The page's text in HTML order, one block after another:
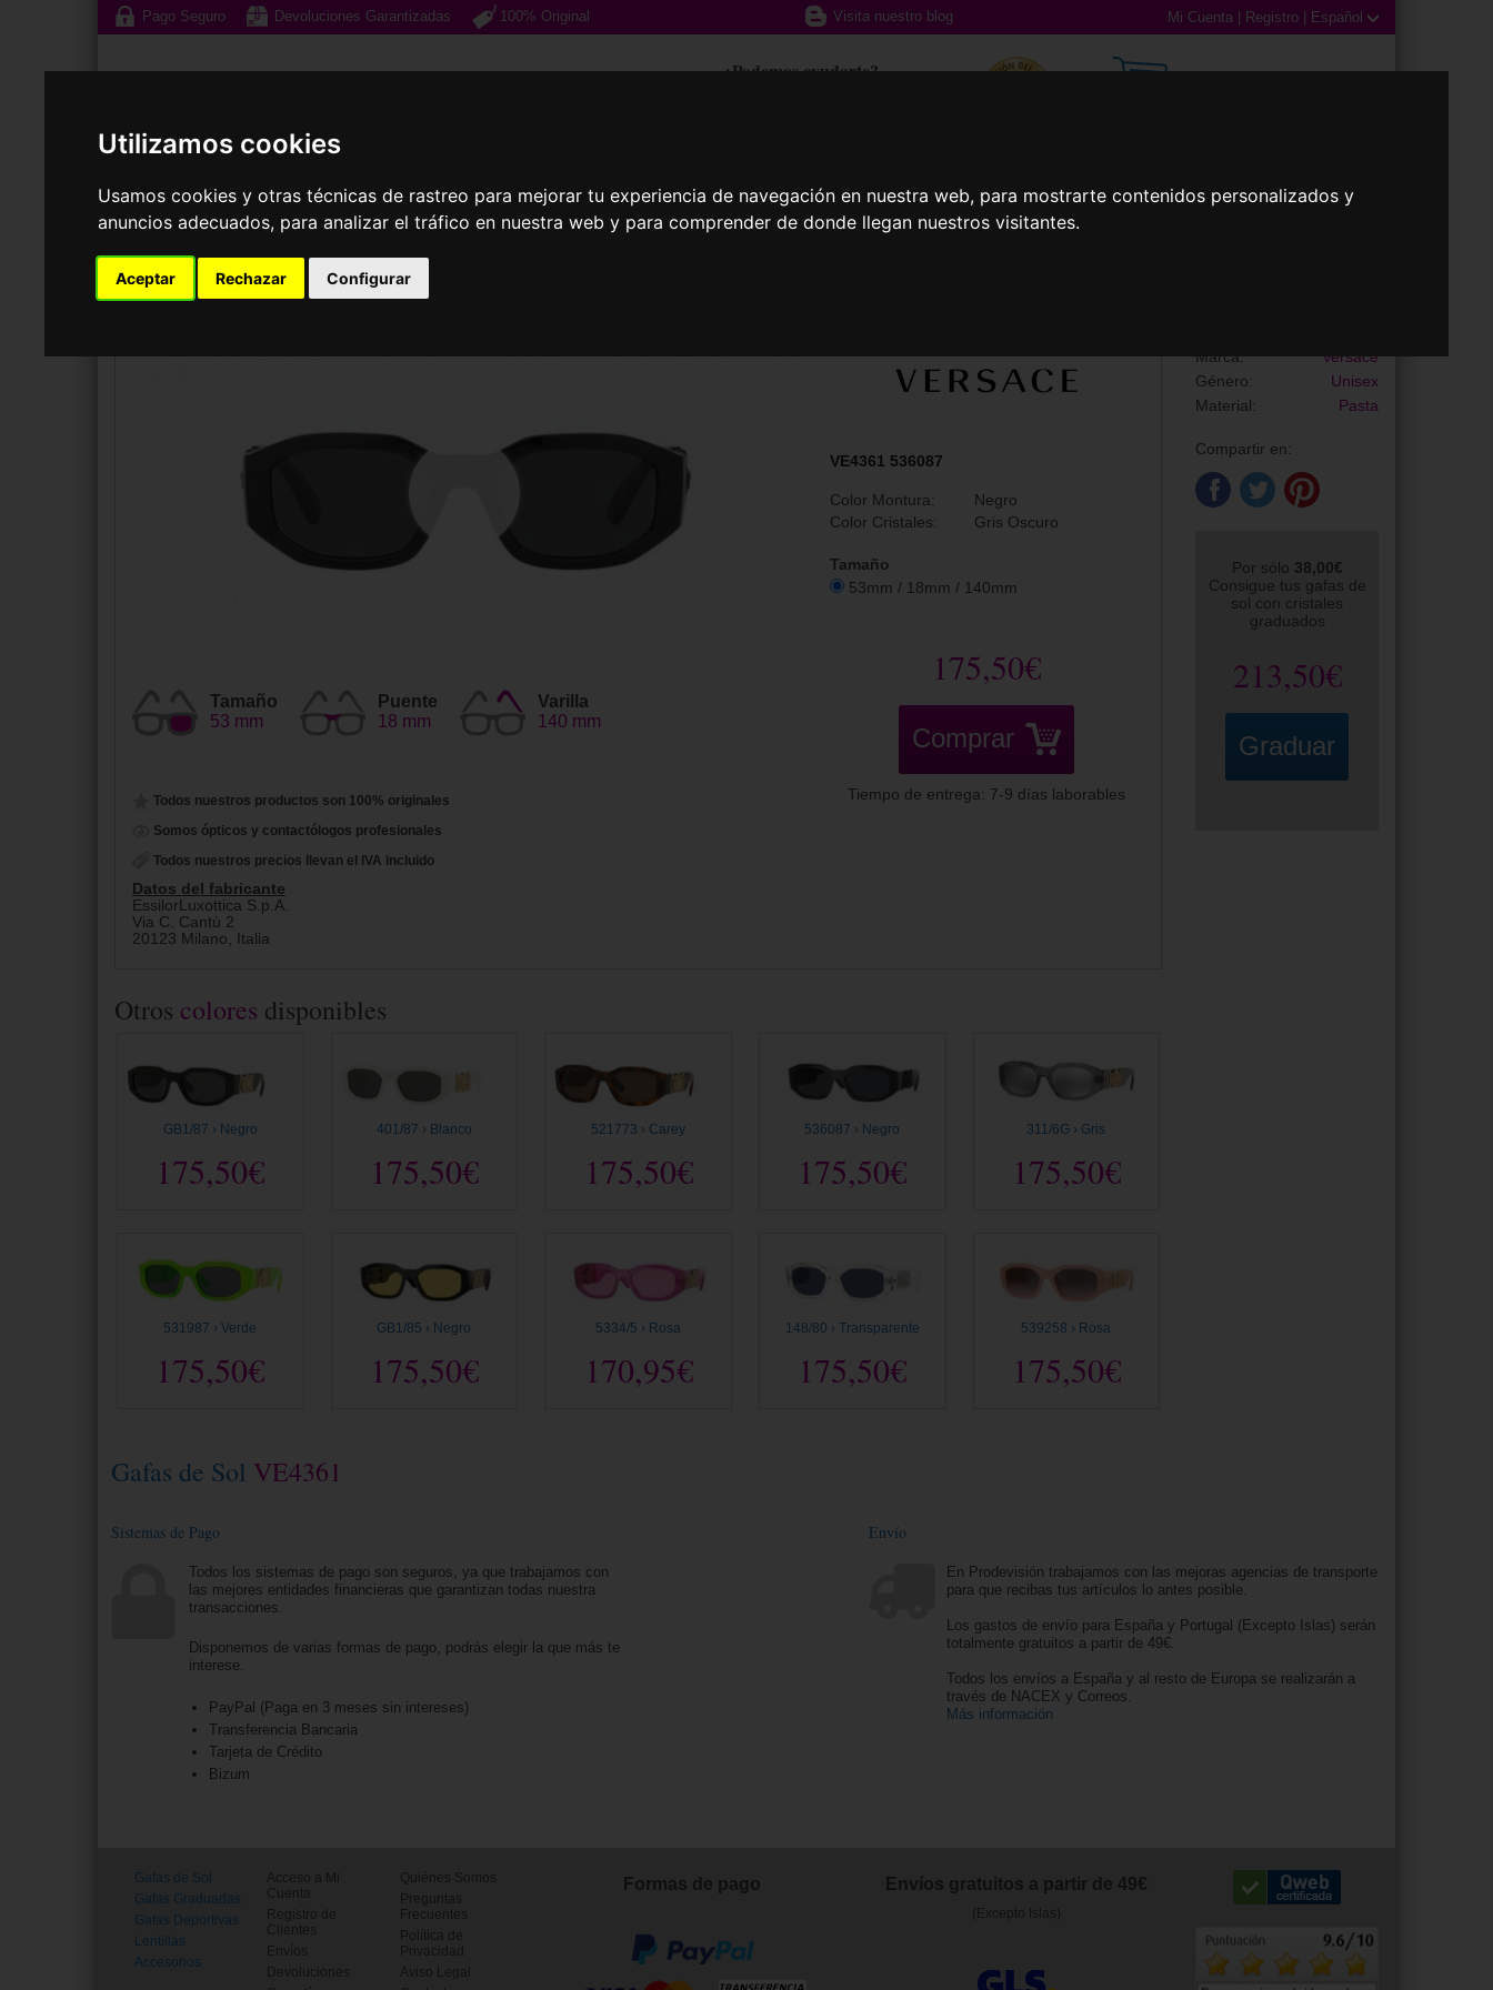
Utilizamos cookies
Usamos cookies y otras técnicas de rastreo para mejorar tu experiencia de navegación en nuestra web, para mostrarte contenidos personalizados y
anuncios adecuados, para analizar el tráfico en nuestra web y para comprender de donde llegan nuestros visitantes.
Aceptar Rechazar Configurar
Pago Seguro Devoluciones Garantizadas 100% Original Visita nuestro blog Mi Cuenta Registro Español
¿Podemos ayudarte?
Gafas de Sol Gafas Graduadas Gafas Deportivas Lentillas
GAFAS DE SOL VERSACE VE4361
Tamaño
53 mm
Puente
18 mm
Varilla
140 mm
Todos nuestros productos son 100% originales
Somos ópticos y contactólogos profesionales
Todos nuestros precios llevan el IVA incluido
Datos del fabricante
EssilorLuxottica S.p.A.
Via C. Cantù 2
20123 Milano, Italia
VE4361 536087
Color Montura:
Negro
Color Cristales:
Gris Oscuro
Tamaño
53mm / 18mm / 140mm
175,50€
Comprar
Tiempo de entrega: 7-9 días laborables
Marca:
Versace
Género:
Unisex
Material:
Pasta
Compartir en:
Por sólo 38,00€
Consigue tus gafas de
sol con cristales
graduados
213,50€
Graduar
Otros colores disponibles
GB1/87 › Negro
175,50€
401/87 › Blanco
175,50€
521773 › Carey
175,50€
536087 › Negro
175,50€
311/6G › Gris
175,50€
531987 › Verde
175,50€
GB1/85 › Negro
175,50€
5334/5 › Rosa
170,95€
148/80 › Transparente
175,50€
539258 › Rosa
175,50€
Gafas de Sol VE4361
Sistemas de Pago
Todos los sistemas de pago son seguros, ya que trabajamos con
las mejores entidades financieras que garantizan todas nuestra
transacciones.
Disponemos de varias formas de pago, podrás elegir la que más te
interese.
PayPal (Paga en 3 meses sin intereses)
Transferencia Bancaria
Tarjeta de Crédito
Bizum
Envío
En Prodevisión trabajamos con las mejoras agencias de transporte
para que recibas tus artículos lo antes posible.
Los gastos de envío para España y Portugal (Excepto Islas) serán
totalmente gratuitos a partir de 49€.
Todos los envíos a España y al resto de Europa se realizarán a
través de NACEX y Correos.
Más información
Gafas de Sol
Gafas Graduadas
Gafas Deportivas
Lentillas
Accesorios
Acceso a Mi
Cuenta
Registro de
Clientes
Envíos
Devoluciones
Quiénes Somos
Preguntas
Frecuentes
Política de
Privacidad
Aviso Legal
Formas de pago Envíos gratuitos a partir de 49€
(Excepto Islas)